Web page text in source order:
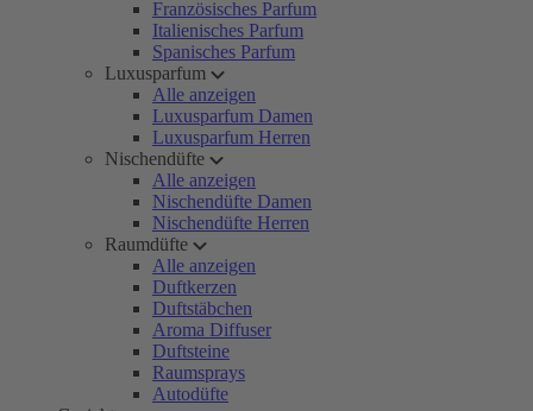
Französisches Parfum
Italienisches Parfum
Spanisches Parfum
Luxusparfum
Alle anzeigen
Luxusparfum Damen
Luxusparfum Herren
Nischendüfte
Alle anzeigen
Nischendüfte Damen
Nischendüfte Herren
Raumdüfte
Alle anzeigen
Duftkerzen
Duftstäbchen
Aroma Diffuser
Duftsteine
Raumsprays
Autodüfte